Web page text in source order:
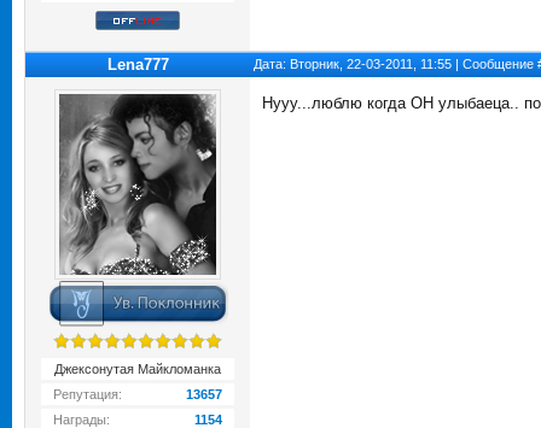
Lena777 Дата: Вторник, 22-03-2011, 11:55 | Сообщение
Джексонутая Майкломанка
Репутация:
13657
Награды:
1154
Нууу...люблю когда ОН улыбаеца..